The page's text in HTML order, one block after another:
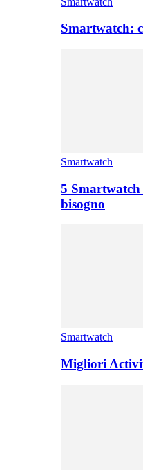
Smartwatch:
Smartwatch
5
bisogno
Smartwatch
Migliori